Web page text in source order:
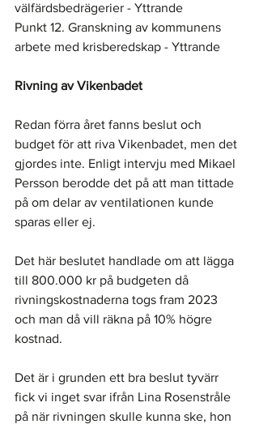
välfärdsbedrägerier - Yttrande
Punkt 12. Granskning av kommunens
arbete med krisberedskap - Yttrande
Rivning av Vikenbadet
Redan förra året fanns beslut och
budget för att riva Vikenbadet, men det
gjordes inte. Enligt intervju med Mikael
Persson berodde det på att man tittade
på om delar av ventilationen kunde
sparas eller ej.
Det här beslutet handlade om att lägga
till 800.000 kr på budgeten då
rivningskostnaderna togs fram 2023
och man då vill räkna på 10% högre
kostnad.
Det är i grunden ett bra beslut tyvärr
fick vi inget svar ifrån Lina Rosenstråle
på när rivningen skulle kunna ske, hon